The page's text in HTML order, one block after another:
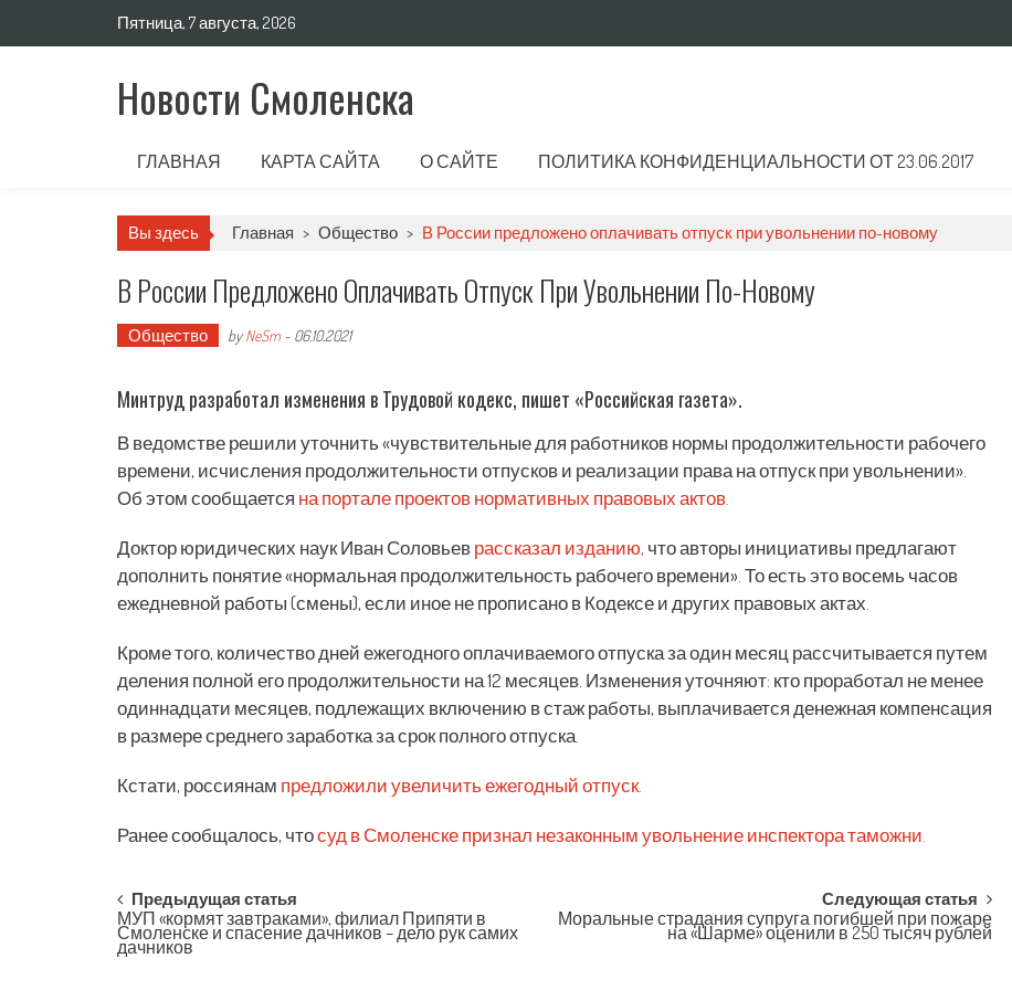
Пятница, 7 августа, 2026
Новости Смоленска
ГЛАВНАЯ КАРТА САЙТА О САЙТЕ ПОЛИТИКА КОНФИДЕНЦИАЛЬНОСТИ ОТ 23.06.2017
Вы здесь Главная > Общество > В России предложено оплачивать отпуск при увольнении по-новому
В России Предложено Оплачивать Отпуск При Увольнении По-Новому
Общество byNeSm - 06.10.2021
Минтруд разработал изменения в Трудовой кодекс, пишет «Российская газета».
В ведомстве решили уточнить «чувствительные для работников нормы продолжительности рабочего
времени, исчисления продолжительности отпусков и реализации права на отпуск при увольнении».
Об этом сообщается на портале проектов нормативных правовых актов.
Доктор юридических наук Иван Соловьеврассказал изданию, что авторы инициативы предлагают
дополнить понятие «нормальная продолжительность рабочего времени». То есть это восемь часов
ежедневной работы (смены), если иное не прописано в Кодексе и других правовых актах.
Кроме того, количество дней ежегодного оплачиваемого отпуска за один месяц рассчитывается путем
деления полной его продолжительности на 12 месяцев. Изменения уточняют: кто проработал не менее
одиннадцати месяцев, подлежащих включению в стаж работы, выплачивается денежная компенсация
в размере среднего заработка за срок полного отпуска.
Кстати, россиянам предложили увеличить ежегодный отпуск.
Ранее сообщалось, чтосуд в Смоленске признал незаконным увольнение инспектора таможни.
Post
navigation
Предыдущая статья
МУП «кормят завтраками», филиал Припяти в
Смоленске и спасение дачников – дело рук самих
дачников
Следующая статья
Моральные страдания супруга погибшей при пожаре
на «Шарме» оценили в 250 тысяч рублей